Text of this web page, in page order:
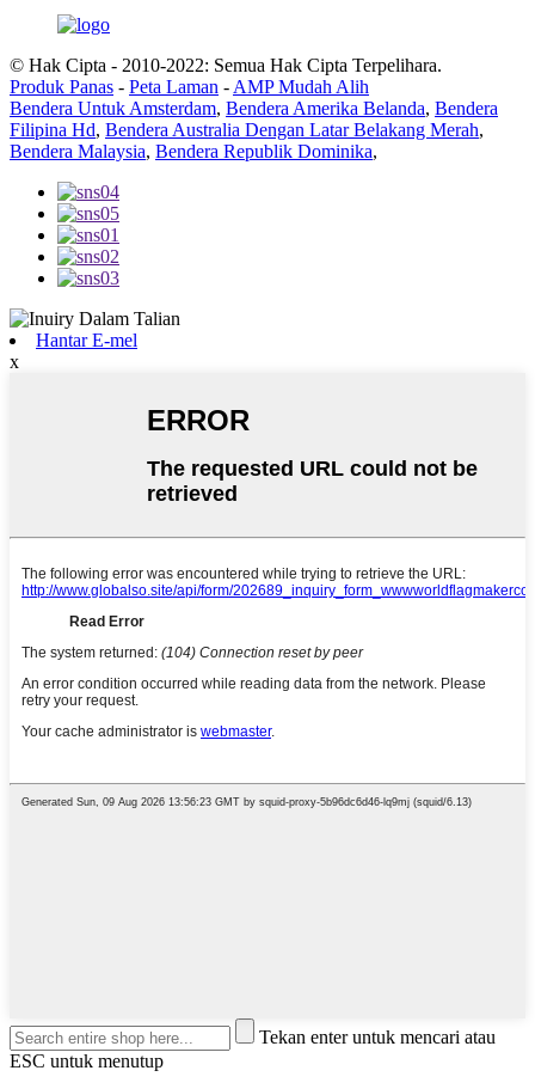
© Hak Cipta - 2010-2022: Semua Hak Cipta Terpelihara.
Produk Panas - Peta Laman - AMP Mudah Alih
Bendera Untuk Amsterdam, Bendera Amerika Belanda, Bendera
Filipina Hd, Bendera Australia Dengan Latar Belakang Merah,
Bendera Malaysia, Bendera Republik Dominika,
Hantar E-mel
x
Tekan enter untuk mencari atau
ESC untuk menutup